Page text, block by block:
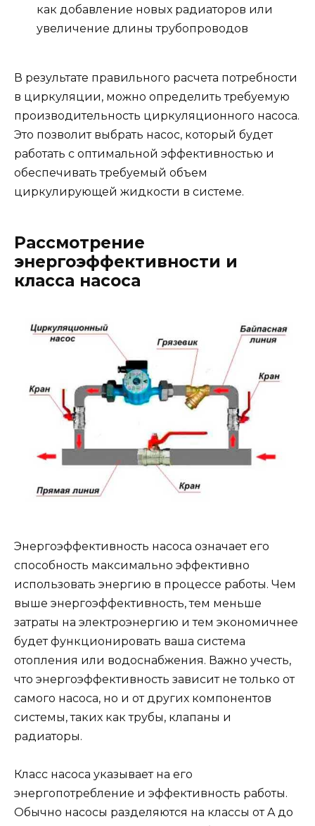
как добавление новых радиаторов или
увеличение длины трубопроводов
В результате правильного расчета потребности
в циркуляции, можно определить требуемую
производительность циркуляционного насоса.
Это позволит выбрать насос, который будет
работать с оптимальной эффективностью и
обеспечивать требуемый объем
циркулирующей жидкости в системе.
Рассмотрение
энергоэффективности и
класса насоса
Энергоэффективность насоса означает его
способность максимально эффективно
использовать энергию в процессе работы. Чем
выше энергоэффективность, тем меньше
затраты на электроэнергию и тем экономичнее
будет функционировать ваша система
отопления или водоснабжения. Важно учесть,
что энергоэффективность зависит не только от
самого насоса, но и от других компонентов
системы, таких как трубы, клапаны и
радиаторы.
Класс насоса указывает на его
энергопотребление и эффективность работы.
Обычно насосы разделяются на классы от A до